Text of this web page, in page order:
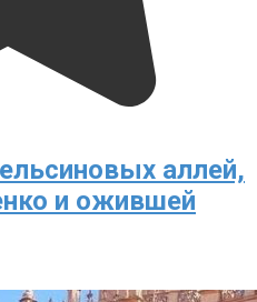
аллей,
и ожившей